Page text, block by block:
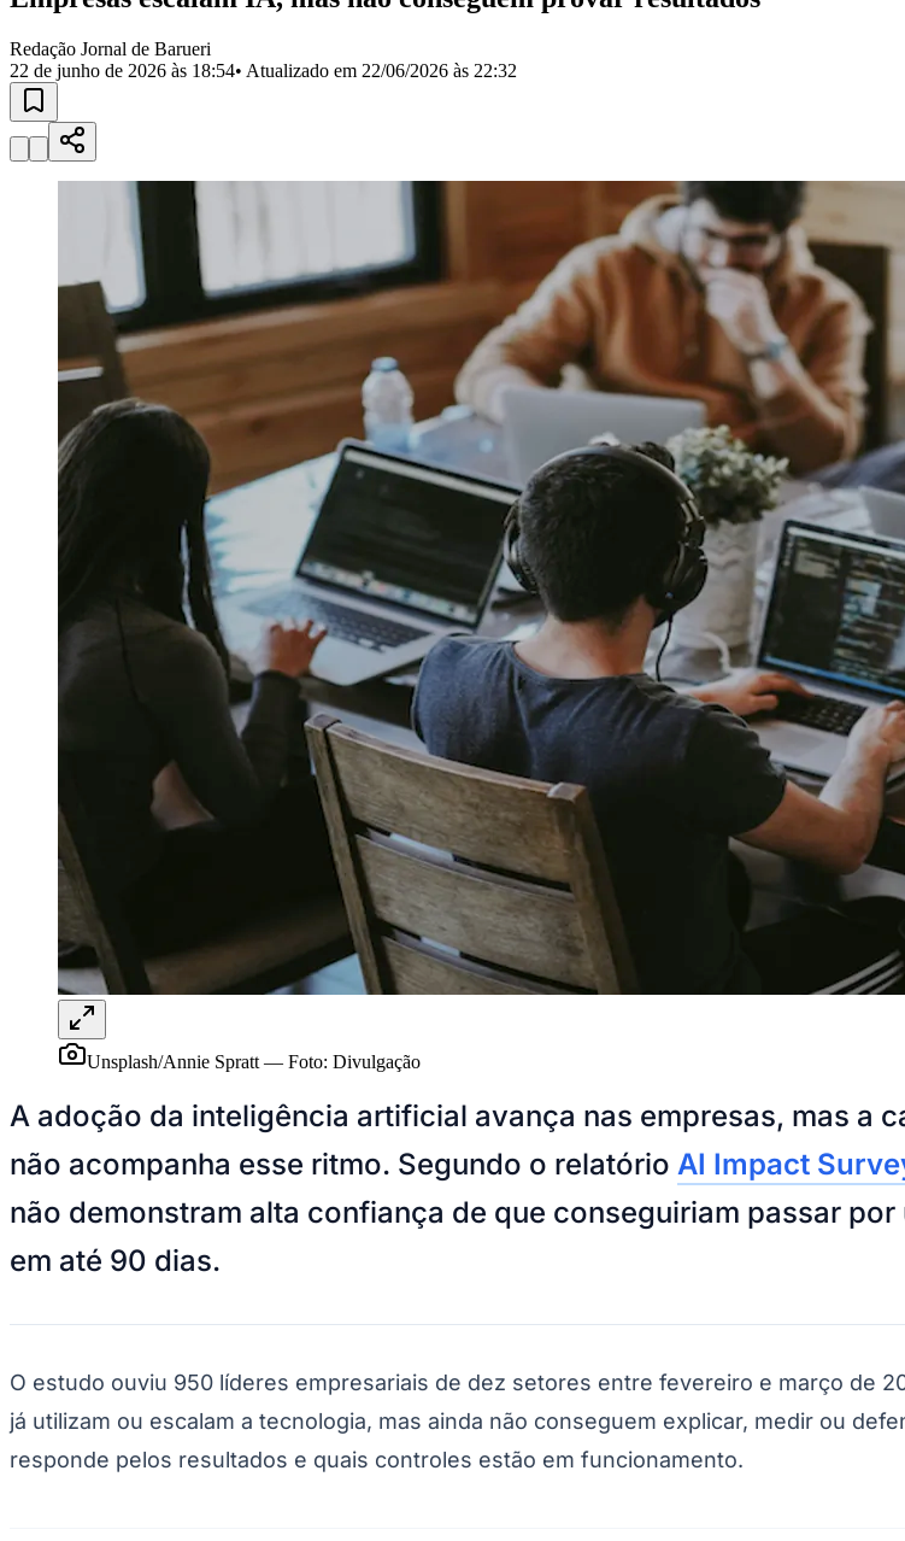
Educação
Bairros de Barueri
Selecione sua região
AldeiaAldeia da Serra
MilitarItapeviJandiraJardim AudirJardim BelvalJardim CalifórniaJardim dos AltosJardim dos CamargosJardim
Jardim Maria Helena Jardim ReginaliceJardim São Luís
Parque dos Camargos Parque Imperial Parque Viana Pirapora do Bom Jesus
Vila Engenho Novo Vila Nossa Sra. da Escada Vila PortoVotupoca
Para Sua Empresa
Anuncie no Portal
Guia de Empresas
Divulgar Vagas
Publicidade Legal
Negócios Regionais
Turismo
Segurança Regional
Parques & Represas
Cidades da Região
OsascoCarapicuíbaJandiraItapevi Pirapora do Bom Jesus Araçariguama CajamarCaieiras
Para Sua Empresa
Anuncie Regional
Novo
Selo Verificado
Portal Educacional
Agenda de Vestibulares
Vagas de Emprego
Concursos
Panorama Econômico
Panorama Econômico
Para Sua Empresa
Anuncie no Portal
Verificar Empresa
Anunciar VagasNovo
Publicidade Legal
NBA
Fórmula 1
UFC
Tênis (ATP)
MLB
NHL
Atletismo
Brasileirão Série A
Brasileirão Série B
Copa do Brasil
Redação Jornal de Barueri
22 de junho de 2026 às 18:54• Atualizado em 22/06/2026 às 22:32
Unsplash/Annie Spratt — Foto: Divulgação
A adoção da inteligência artificial avança nas empresas, mas a
não acompanha esse ritmo. Segundo o relatório AI Impact
não demonstram alta confiança de que conseguiriam passar
em até 90 dias.
O estudo ouviu 950 líderes empresariais de dez setores entre fevereiro e março de
já utilizam ou escalam a tecnologia, mas ainda não conseguem explicar, medir ou
responde pelos resultados e quais controles estão em funcionamento.